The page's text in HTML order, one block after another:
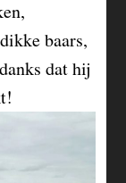
baars,
dat hij